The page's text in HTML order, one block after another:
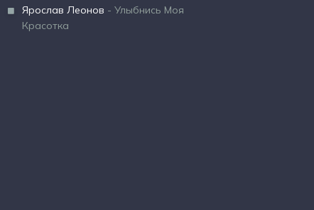
Ярослав Леонов - Улыбнись Моя
Красотка